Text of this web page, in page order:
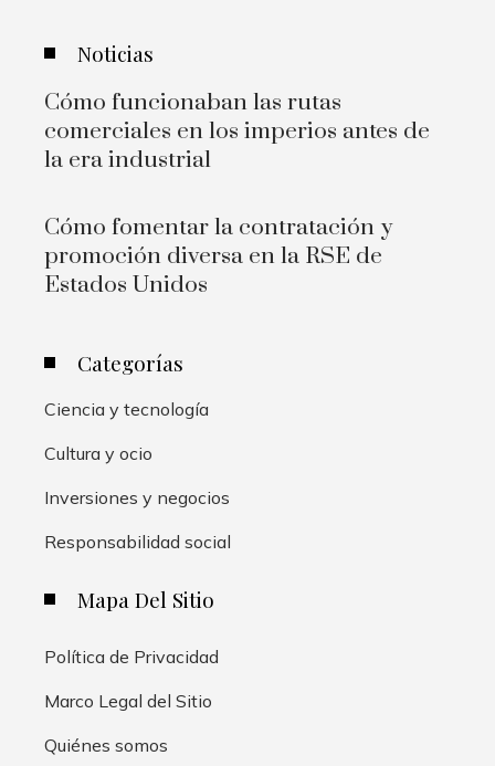
Noticias
Cómo funcionaban las rutas
comerciales en los imperios antes de
la era industrial
Cómo fomentar la contratación y
promoción diversa en la RSE de
Estados Unidos
Categorías
Ciencia y tecnología
Cultura y ocio
Inversiones y negocios
Responsabilidad social
Mapa Del Sitio
Política de Privacidad
Marco Legal del Sitio
Quiénes somos